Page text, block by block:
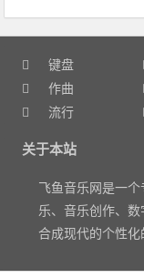
键盘
作曲
流行
关于本站
飞鱼音乐网是一
乐、音乐创作、
合成现代的个性化